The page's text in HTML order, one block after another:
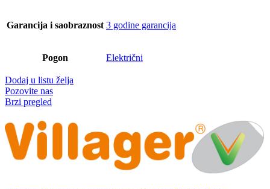
Garancija i saobraznost 3 godine garancija
Pogon Električni
Dodaj u listu želja
Pozovite nas
Brzi pregled